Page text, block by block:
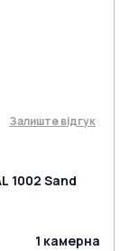
Залиште відгук
1002 Sand
1 камерна